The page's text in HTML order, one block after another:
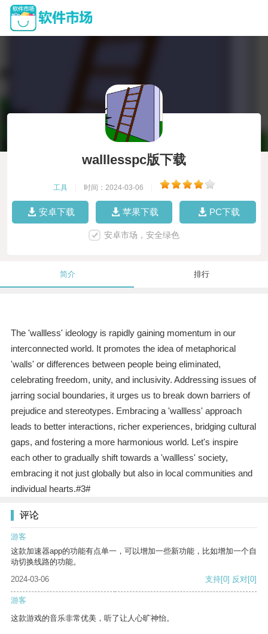
walllesspc版下载
工具 时间：2024-03-06
安卓下载 苹果下载 PC下载
安卓市场，安全绿色
简介 排行
The 'wallless' ideology is rapidly gaining momentum in our
interconnected world. It promotes the idea of metaphorical
'walls' or differences between people being eliminated,
celebrating freedom, unity, and inclusivity. Addressing issues of
jarring social boundaries, it urges us to break down barriers of
prejudice and stereotypes. Embracing a 'wallless' approach
leads to better interactions, richer experiences, bridging cultural
gaps, and fostering a more harmonious world. Let's inspire
each other to gradually shift towards a 'wallless' society,
embracing it not just globally but also in local communities and
individual hearts.#3#
评论
游客
这款加速器app的功能有点单一，可以增加一些新功能，比如增加一个自
动切换线路的功能。
2024-03-06
支持[0] 反对[0]
游客
这款游戏的音乐非常优美，听了让人心旷神怡。